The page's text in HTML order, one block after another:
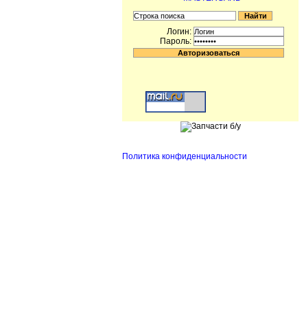
Логин:
Пароль:
Политика конфиденциальности